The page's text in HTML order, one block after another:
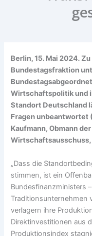
Berlin, 15. Mai 2024.
Bundestagsfraktion
Wirtschaftspolitik und
Standort Deutschland
Fragen unbeantwortet
Kaufmann, Obmann
„Dass die
stimmen, ist ein
Bundesfinanzministers
Traditionsunternehmen
verlagern ihre
Direktinvestitionen aus
Produktionsindex